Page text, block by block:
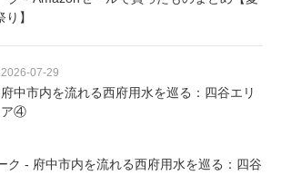
2026-07-29
府中市内を流れる西府用水を巡る：四谷エリ
ア④